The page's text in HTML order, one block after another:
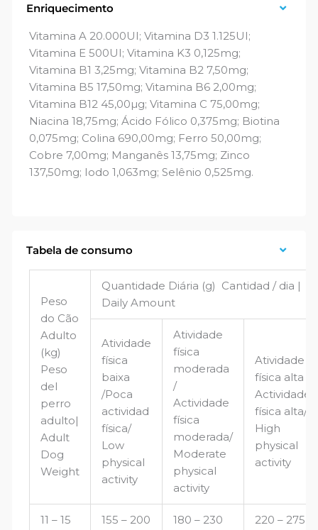
Enriquecimento
Vitamina A 20.000UI; Vitamina D3 1.125UI;
Vitamina E 500UI; Vitamina K3 0,125mg;
Vitamina B1 3,25mg; Vitamina B2 7,50mg;
Vitamina B5 17,50mg; Vitamina B6 2,00mg;
Vitamina B12 45,00µg; Vitamina C 75,00mg;
Niacina 18,75mg; Ácido Fólico 0,375mg; Biotina
0,075mg; Colina 690,00mg; Ferro 50,00mg;
Cobre 7,00mg; Manganês 13,75mg; Zinco
137,50mg; Iodo 1,063mg; Selênio 0,525mg.
Tabela de consumo
Peso
do Cão
Adulto
(kg)
Peso
del
perro
adulto|
Adult
Dog
Weight
Quantidade Diária (g) Cantidad / dia |
Daily Amount
Atividade
física
baixa
/Poca
actividad
física/
Low
physical
activity
Atividade
física
moderada
/
Actividade
física
moderada/
Moderate
physical
activity
Atividade
física alta /
Actividade
física alta/
High
physical
activity
11 – 15 155 – 200 180 – 230 220 – 275